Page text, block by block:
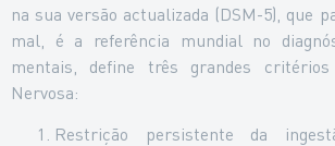
na sua versão actualizada (DSM-5), que
mal, é a referência mundial no
mentais, define três grandes
Nervosa:
Restrição persistente da